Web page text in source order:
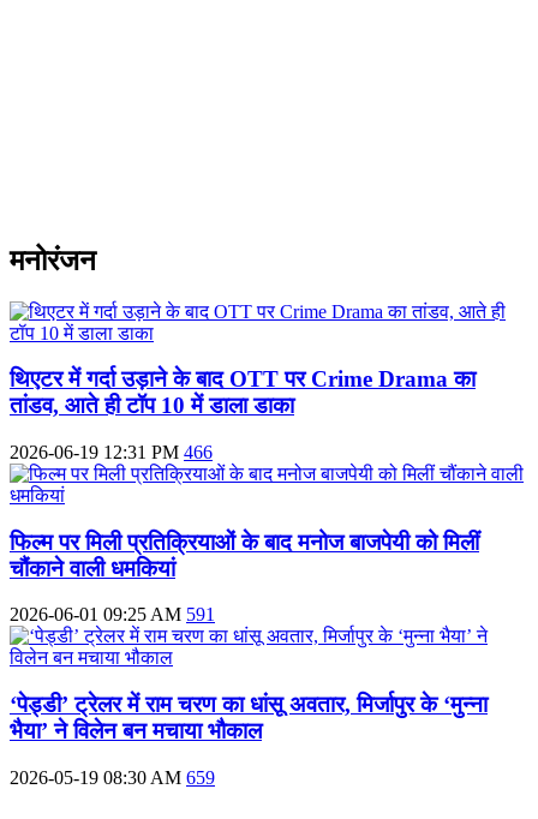
मनोरंजन
थिएटर में गर्दा उड़ाने के बाद OTT पर Crime Drama का
तांडव, आते ही टॉप 10 में डाला डाका
2026-06-19 12:31 PM 466
फिल्म पर मिली प्रतिक्रियाओं के बाद मनोज बाजपेयी को मिलीं
चौंकाने वाली धमकियां
2026-06-01 09:25 AM 591
‘पेड्डी’ ट्रेलर में राम चरण का धांसू अवतार, मिर्जापुर के ‘मुन्ना
भैया’ ने विलेन बन मचाया भौकाल
2026-05-19 08:30 AM 659